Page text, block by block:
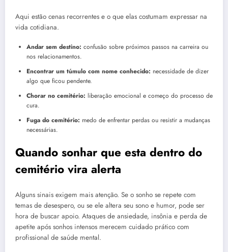
Aqui estão cenas recorrentes e o que elas costumam expressar na
vida cotidiana.
Andar sem destino: confusão sobre próximos passos na carreira ou
nos relacionamentos.
Encontrar um túmulo com nome conhecido: necessidade de dizer
algo que ficou pendente.
Chorar no cemitério: liberação emocional e começo do processo de
cura.
Fuga do cemitério: medo de enfrentar perdas ou resistir a mudanças
necessárias.
Quando sonhar que esta dentro do
cemitério vira alerta
Alguns sinais exigem mais atenção. Se o sonho se repete com
temas de desespero, ou se ele altera seu sono e humor, pode ser
hora de buscar apoio. Ataques de ansiedade, insônia e perda de
apetite após sonhos intensos merecem cuidado prático com
profissional de saúde mental.